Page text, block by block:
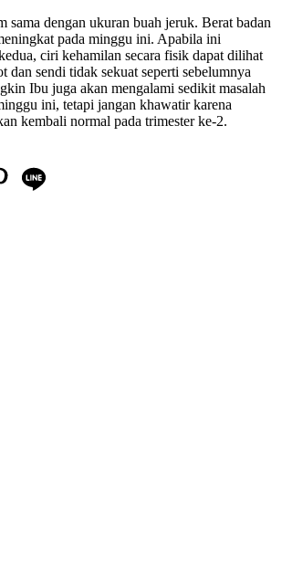
sama dengan ukuran buah jeruk. Berat badan
pada minggu ini. Apabila ini
ciri kehamilan secara fisik dapat dilihat
dan sendi tidak sekuat seperti sebelumnya
Ibu juga akan mengalami sedikit masalah
ini, tetapi jangan khawatir karena
kembali normal pada trimester ke-2.